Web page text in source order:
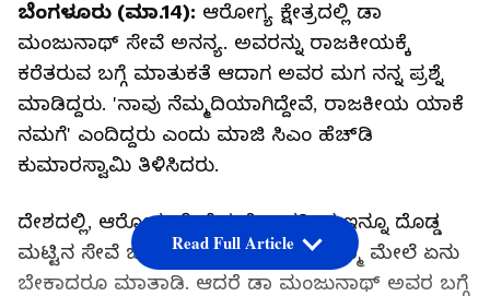
ಬೆಂಗಳೂರು (ಮಾ.14): ಆರೋಗ್ಯ ಕ್ಷೇತ್ರದಲ್ಲಿ ಡಾ
ಮಂಜುನಾಥ್ ಸೇವೆ ಅನನ್ಯ. ಅವರನ್ನು ರಾಜಕೀಯಕ್ಕೆ
ಕರೆತರುವ ಬಗ್ಗೆ ಮಾತುಕತೆ ಆದಾಗ ಅವರ ಮಗ ನನ್ನ ಪ್ರಶ್ನೆ
ಮಾಡಿದ್ದರು. 'ನಾವು ನೆಮ್ಮದಿಯಾಗಿದ್ದೇವೆ, ರಾಜಕೀಯ ಯಾಕೆ
ನಮಗೆ' ಎಂದಿದ್ದರು ಎಂದು ಮಾಜಿ ಸಿಎಂ ಹೆಚ್‌ಡಿ
ಕುಮಾರಸ್ವಾಮಿ ತಿಳಿಸಿದರು.
ದೇಶದಲ್ಲಿ, ಆರೋಗ್ಯ ಸೇವೆಯಲ್ಲಿ ಅವರಿಂದ ಇನ್ನೂ ದೊಡ್ಡ
ಮಟ್ಟಿನ ಸೇವೆ ಬೇಕು ಅಂತ ನನಗನಿಸಿದೆ. ನಮ್ಮ ಮೇಲೆ ಏನು
ಬೇಕಾದರೂ ಮಾತಾಡಿ. ಆದರೆ ಡಾ ಮಂಜುನಾಥ್ ಅವರ ಬಗ್ಗೆ
Read Full Article